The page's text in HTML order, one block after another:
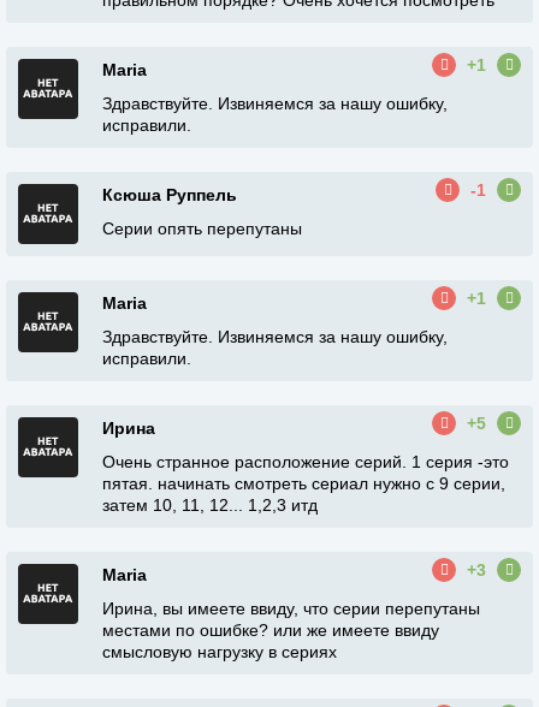
Maria
+1
Здравствуйте. Извиняемся за нашу ошибку,
исправили.
Ксюша Руппель
-1
Серии опять перепутаны
Maria
+1
Здравствуйте. Извиняемся за нашу ошибку,
исправили.
Ирина
+5
Очень странное расположение серий. 1 серия -это
пятая. начинать смотреть сериал нужно с 9 серии,
затем 10, 11, 12... 1,2,3 итд
Maria
+3
Ирина, вы имеете ввиду, что серии перепутаны
местами по ошибке? или же имеете ввиду
смысловую нагрузку в сериях